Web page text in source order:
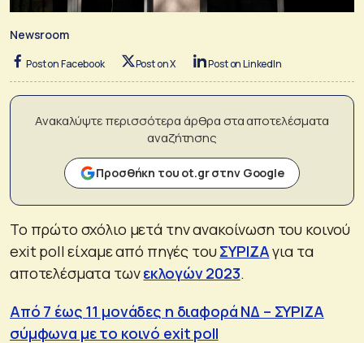
Newsroom
Post on Facebook Post on X Post on LinkedIn
Ανακαλύψτε περισσότερα άρθρα στα αποτελέσματα
αναζήτησης
Προσθήκη του ot.gr στην Google
Το πρώτο σχόλιο μετά την ανακοίνωση του κοινού
exit poll είχαμε από πηγές τουΣΥΡΙΖΑγια τα
αποτελέσματα τωνεκλογών 2023.
Από 7 έως 11 μονάδες η διαφορά ΝΔ – ΣΥΡΙΖΑ
σύμφωνα με το κοινό exit poll